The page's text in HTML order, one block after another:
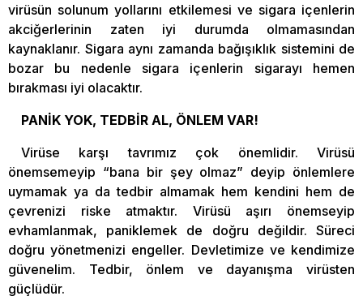
virüsün solunum yollarını etkilemesi ve sigara içenlerin
akciğerlerinin zaten iyi durumda olmamasından
kaynaklanır. Sigara aynı zamanda bağışıklık sistemini de
bozar bu nedenle sigara içenlerin sigarayı hemen
bırakması iyi olacaktır.
PANİK YOK, TEDBİR AL, ÖNLEM VAR!
Virüse karşı tavrımız çok önemlidir. Virüsü
önemsemeyip “bana bir şey olmaz” deyip önlemlere
uymamak ya da tedbir almamak hem kendini hem de
çevrenizi riske atmaktır. Virüsü aşırı önemseyip
evhamlanmak, paniklemek de doğru değildir. Süreci
doğru yönetmenizi engeller. Devletimize ve kendimize
güvenelim. Tedbir, önlem ve dayanışma virüsten
güçlüdür.